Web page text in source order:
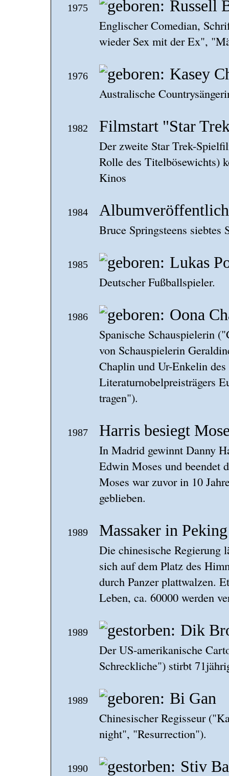
1975 Russell
Englischer Comedian,
wieder Sex mit der Ex",
1976 Kasey
Australische
1982 Filmstart "Star
Der zweite Star Trek-
Rolle des Titelbösewichts)
Kinos
1984
Bruce Springsteens siebtes
1985 Lukas
Deutscher Fußballspieler.
1986 Oona
Spanische Schauspielerin
von Schauspielerin
Chaplin und Ur-Enkelin
Literaturnobelpreisträgers
tragen").
1987 Harris besiegt
In Madrid gewinnt Danny
Edwin Moses und beendet
Moses war zuvor in 10
geblieben.
1989 Massaker in Peking
Die chinesische Regierung
sich auf dem Platz des
durch Panzer plattwalzen.
Leben, ca. 60000 werden
1989 Dik
Der US-amerikanische
Schreckliche") stirbt
1989 Bi Gan
Chinesischer Regisseur
night", "Resurrection").
1990 Stiv